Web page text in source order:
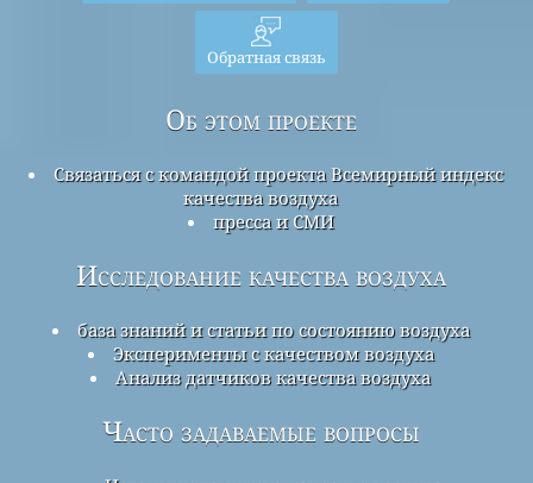
Обратная связь
Об этом проекте
Связаться с командой проекта Всемирный индекс
качества воздуха
пресса и СМИ
Исследование качества воздуха
база знаний и статьи по состоянию воздуха
Эксперименты с качеством воздуха
Анализ датчиков качества воздуха
Часто задаваемые вопросы